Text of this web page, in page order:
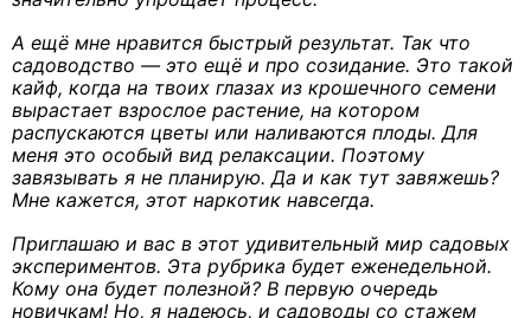
А ещё мне нравится быстрый результат. Так что
садоводство — это ещё и про созидание. Это такой
кайф, когда на твоих глазах из крошечного семени
вырастает взрослое растение, на котором
распускаются цветы или наливаются плоды. Для
меня это особый вид релаксации. Поэтому
завязывать я не планирую. Да и как тут завяжешь?
Мне кажется, этот наркотик навсегда.
Приглашаю и вас в этот удивительный мир садовых
экспериментов. Эта рубрика будет еженедельной.
Кому она будет полезной? В первую очередь
новичкам! Но, я надеюсь, и садоводы со стажем